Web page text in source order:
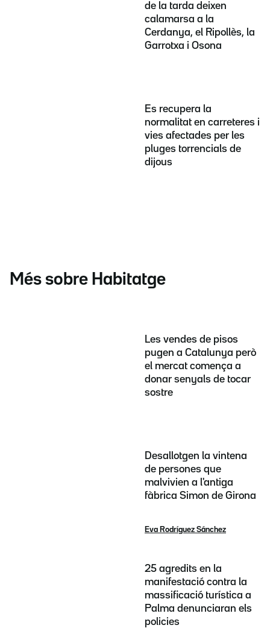
de la tarda deixen
calamarsa a la
Cerdanya, el Ripollès, la
Garrotxa i Osona
Es recupera la
normalitat en carreteres i
vies afectades per les
pluges torrencials de
dijous
Més sobre Habitatge
Les vendes de pisos
pugen a Catalunya però
el mercat comença a
donar senyals de tocar
sostre
Desallotgen la vintena
de persones que
malvivien a l'antiga
fàbrica Simon de Girona
Eva Rodríguez Sánchez
25 agredits en la
manifestació contra la
massificació turística a
Palma denunciaran els
policies